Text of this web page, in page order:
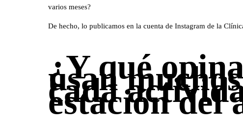
varios meses?
De hecho, lo publicamos en la cuenta de Instagram de la
¿Y qué
usan
cada
estación del